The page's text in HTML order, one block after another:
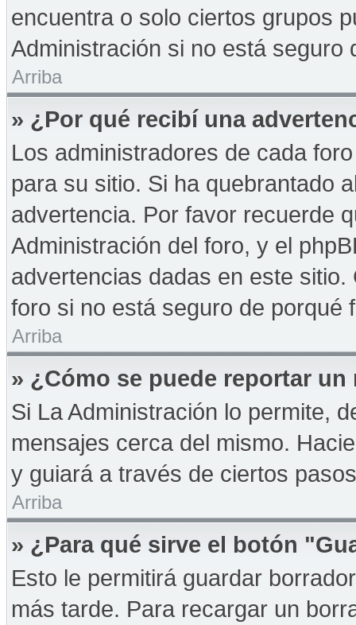
encuentra o solo ciertos grupos
Administración si no está seguro
Arriba
» ¿Por qué recibí una
Los administradores de cada
para su sitio. Si ha quebrantado
advertencia. Por favor recuerde
Administración del foro, y el
advertencias dadas en este
foro si no está seguro de porqué
Arriba
» ¿Cómo se puede reportar
Si La Administración lo permite,
mensajes cerca del mismo.
y guiará a través de ciertos
Arriba
» ¿Para qué sirve el botón
Esto le permitirá guardar
más tarde. Para recargar un